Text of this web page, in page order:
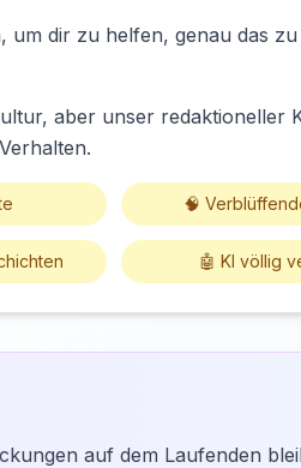
dir zu helfen, genau das
aber unser redaktioneller
🧠
🤖 KI völlig
auf dem Laufenden